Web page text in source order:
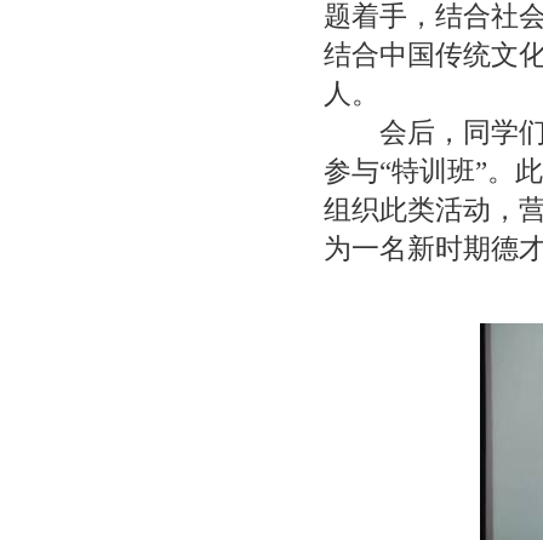
题着手，结合社
结合中国传统文
人。
会后，同学们
参与“特训班”。
组织此类活动，
为一名新时期德